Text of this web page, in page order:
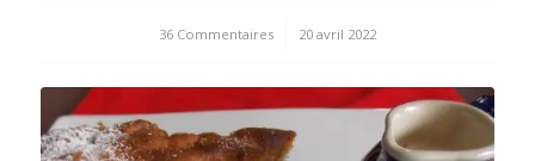
36 Commentaires
/ 20 avril 2022